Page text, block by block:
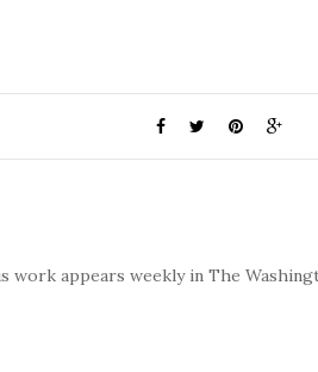
appears weekly in The